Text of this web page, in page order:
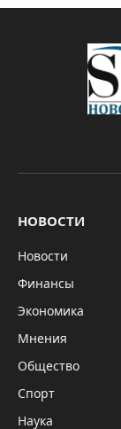
НОВОСТИ
Новости
Финансы
Экономика
Мнения
Общество
Спорт
Наука